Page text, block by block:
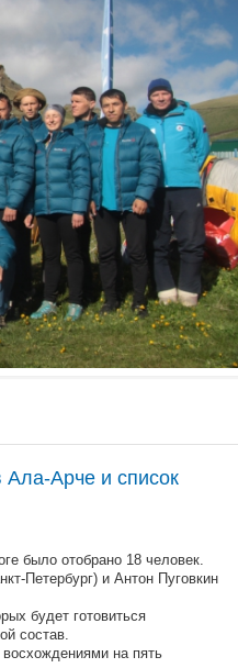
Арче и список
было отобрано 18 человек.
Петербург) и Антон Пуговкин
будет готовиться
состав.
на пять